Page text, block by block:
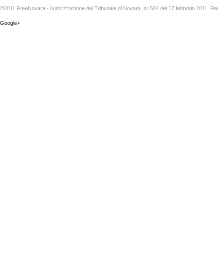
©2011 FreeNovara - Autorizzazione del Tribunale di Novara, nr 504 del 17 febbraio 2011.
Google+